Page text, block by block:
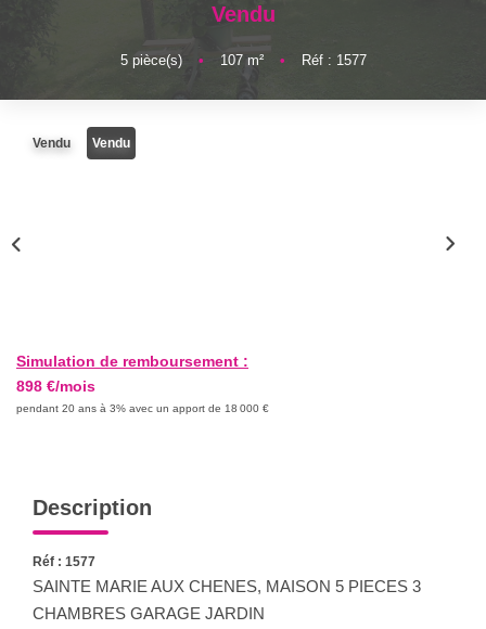
NOTRE AGENCE
Vendu
5pièce(s) • 107m² • Réf : 1577
Vendu Vendu
Simulation de remboursement :
898 €/mois
pendant 20 ans à 3% avec un apport de 18 000 €
Description
Réf : 1577
SAINTE MARIE AUX CHENES, MAISON 5 PIECES 3
CHAMBRES GARAGE JARDIN